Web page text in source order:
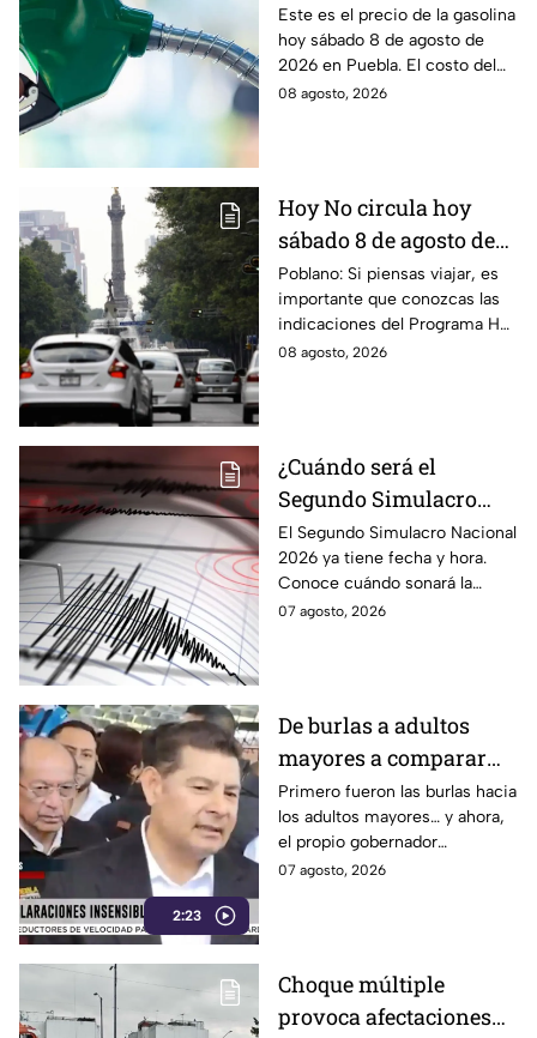
Puebla hoy sábado 8 de
agosto de 2026
Este es el precio de la gasolina
hoy sábado 8 de agosto de
2026 en Puebla. El costo del
combustible cambia todos los
08 agosto, 2026
Hoy No circula hoy
sábado 8 de agosto de
2026: ¿Qué autos no
transitan en la CDMX y
EdoMex?
Poblano: Si piensas viajar, es
importante que conozcas las
indicaciones del Programa Hoy
No Circula HOY sábado 8 de
08 agosto, 2026
¿Cuándo será el
Segundo Simulacro
Nacional 2026? A esta
hora sonará la alerta
sísmica
El Segundo Simulacro Nacional
2026 ya tiene fecha y hora.
Conoce cuándo sonará la
alerta sísmica y qué ocurrirá
07 agosto, 2026
2:23
De burlas a adultos
mayores a comparar
Puebla con Palestina:
Alejandro Armenta se
disculpa “a modo” por
sus insensibles dichos
las también morenistas
Nayeli Salvatori y
Primero fueron las burlas hacia
los adultos mayores… y ahora,
el propio gobernador
morenista Alejandro Armenta
en Palestina. Tras la polémica y
el rechazo, el mandatario tuvo
07 agosto, 2026
Choque múltiple
provoca afectaciones